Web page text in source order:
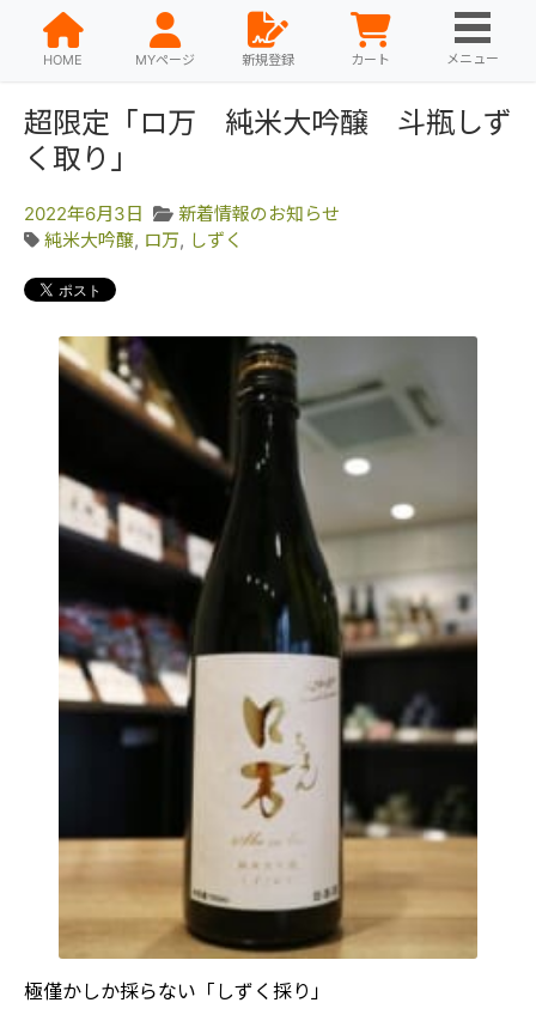
HOME MYページ 新規登録 カート メニュー
超限定「ロ万 純米大吟醸 斗瓶しず
く取り」
2022年6月3日
新着情報のお知らせ
純米大吟醸, ロ万, しずく
極僅かしか採らない「しずく採り」